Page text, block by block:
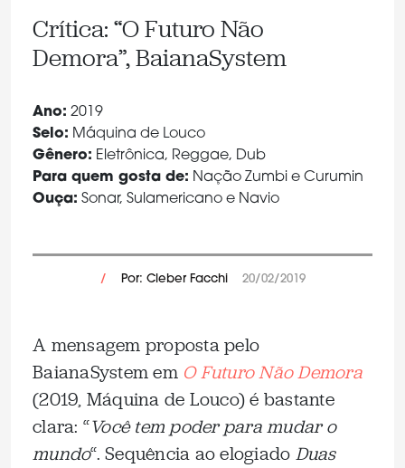
Crítica: “O Futuro Não
Demora”, BaianaSystem
Ano: 2019
Selo: Máquina de Louco
Gênero: Eletrônica, Reggae, Dub
Para quem gosta de: Nação Zumbi e Curumin
Ouça: Sonar, Sulamericano e Navio
/ Por: Cleber Facchi 20/02/2019
A mensagem proposta pelo
BaianaSystem em O Futuro Não Demora
(2019, Máquina de Louco) é bastante
clara: “Você tem poder para mudar o
mundo“. Sequência ao elogiado Duas